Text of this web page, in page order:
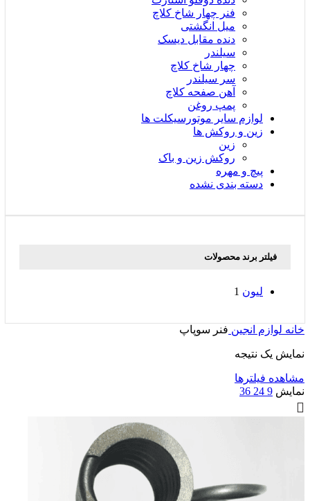
فنر چهار شاخ کلاچ
میل انگشتی
دنده مقابل دیسک
سیلندر
چهار شاخ کلاچ
سر سیلندر
آهن صفحه کلاچ
پمپ روغن
لوازم سایر موتورسیکلت ها
زین و روکش ها
زین
روکش زین و باک
پیچ و مهره
دسته بندی نشده
فیلتر برند محصولات
لیون 1
خانه لوازم انجین فنر سوپاپ
نمایش یک نتیجه
مشاهده فیلترها
نمایش 9
24
36